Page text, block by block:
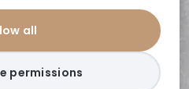
all
permissions